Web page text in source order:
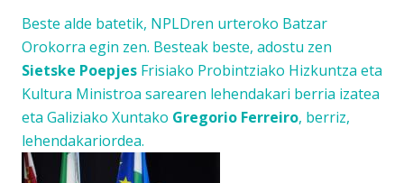
Beste alde batetik, NPLDren urteroko Batzar
Orokorra egin zen. Besteak beste, adostu zen
Sietske Poepjes Frisiako Probintziako Hizkuntza eta
Kultura Ministroa sarearen lehendakari berria izatea
eta Galiziako Xuntako Gregorio Ferreiro, berriz,
lehendakariordea.